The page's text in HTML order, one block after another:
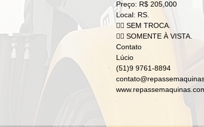
Preço: R$ 205,000
Local: RS.
👉🏻 SEM TROCA.
👉🏼 SOMENTE À VISTA.
Contato
Lúcio
(51)9 9761-8894